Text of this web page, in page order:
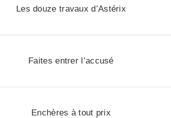
Les douze travaux d’Astérix
Faites entrer l’accusé
Enchères à tout prix